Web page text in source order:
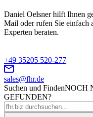
Daniel Oelsner hilft Ihnen
Mail oder rufen Sie einfach
Experten beraten.
+49 35205 520-277
sales@fhr.de
Suchen und FindenNOCH
GEFUNDEN?